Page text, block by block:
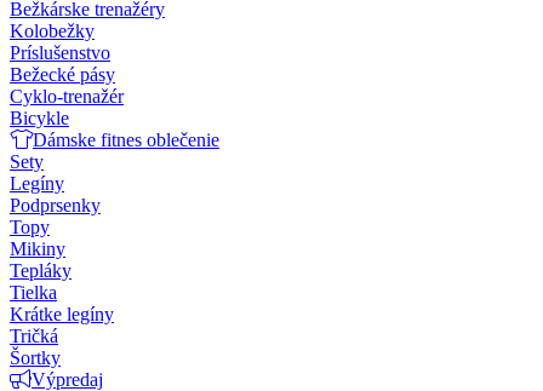
Bežkárske trenažéry
Kolobežky
Príslušenstvo
Bežecké pásy
Cyklo-trenažér
Bicykle
Dámske fitnes oblečenie
Sety
Legíny
Podprsenky
Topy
Mikiny
Tepláky
Tielka
Krátke legíny
Tričká
Šortky
Výpredaj